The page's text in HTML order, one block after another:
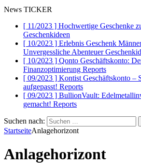
News TICKER
[ 11/2023 ] Hochwertige Geschenke
Geschenkideen
[ 10/2023 ] Erlebnis Geschenk
Unvergessliche Abenteuer
[ 10/2023 ] Qonto Geschäftskonto:
Finanzoptimierung Reports
[ 09/2023 ] Kontist Geschäftskonto –
aufgepasst! Reports
[ 09/2023 ] BullionVault:
gemacht! Reports
Suchen nach:
StartseiteAnlagehorizont
Anlagehorizont